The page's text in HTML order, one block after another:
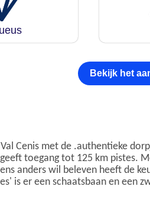
Bekijk het
Cenis met de .authentieke
toegang tot 125 km pistes.
anders wil beleven heeft de
is er een schaatsbaan en een